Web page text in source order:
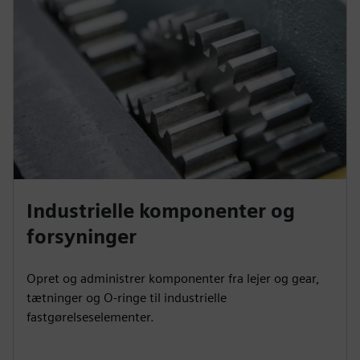
Industrielle komponenter og
forsyninger
Opret og administrer komponenter fra lejer og gear,
tætninger og O-ringe til industrielle
fastgørelseselementer.